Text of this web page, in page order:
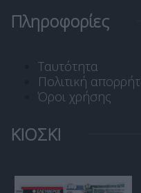
Πληροφορίες
Ταυτότητα
Πολιτική
Όροι χρήσης
ΚΙΟΣΚΙ